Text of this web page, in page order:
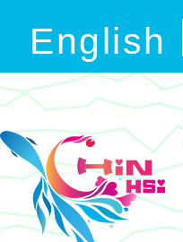
English